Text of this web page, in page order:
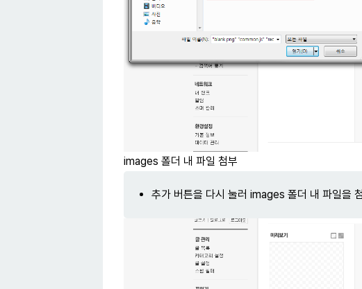
images 폴더 내 파일 첨부
추가 버튼을 다시 눌러 images 폴더 내 파일을